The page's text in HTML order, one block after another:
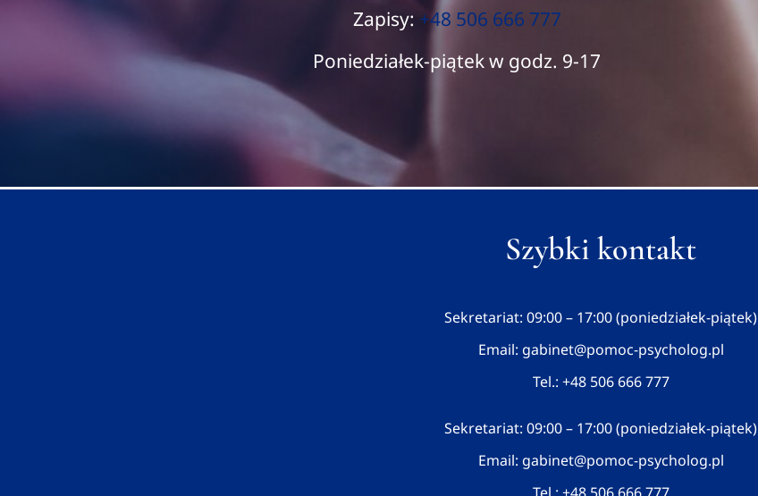
Zapisy: +48 506 666 777
Poniedziałek-piątek w godz. 9-17
Szybki kontakt
Sekretariat: 09:00 – 17:00 (poniedziałek-piątek)
Email: gabinet@pomoc-psycholog.pl
Tel.: +48 506 666 777
Sekretariat: 09:00 – 17:00 (poniedziałek-piątek)
Email: gabinet@pomoc-psycholog.pl